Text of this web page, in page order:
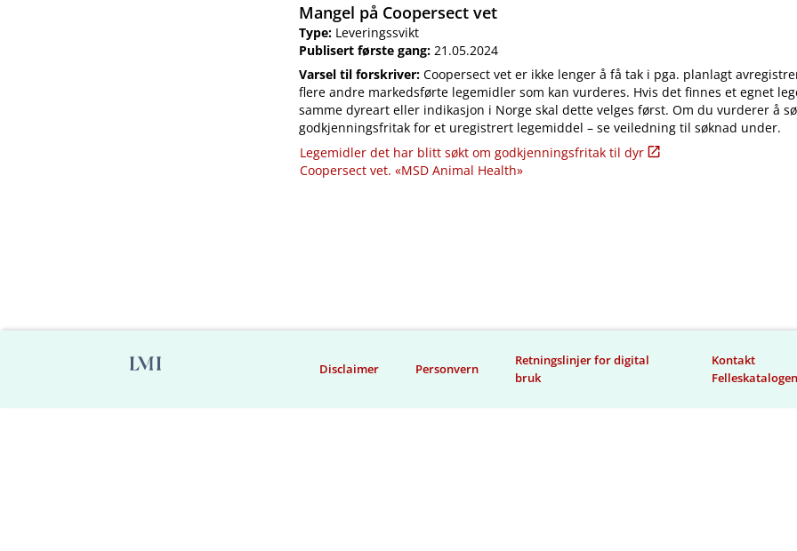
Mangel på Coopersect vet
Type: Leveringssvikt
Publisert første gang:21.05.2024
Varsel til forskriver:Coopersect vet er ikke lenger å få tak i pga. planlagt
flere andre markedsførte legemidler som kan vurderes. Hvis det finnes et egnet
samme dyreart eller indikasjon i Norge skal dette velges først. Om du vurderer å
godkjenningsfritak for et uregistrert legemiddel – se veiledning til søknad under.
Legemidler det har blitt søkt om godkjenningsfritak til dyr
Coopersect vet. «MSD Animal Health»
Disclaimer Personvern
Retningslinjer for digital
bruk
Kontakt
Felleskatalogen